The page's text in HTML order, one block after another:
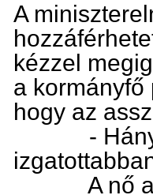
A
kézzel
a kormányfő
hogy az
- Hány
A nő a